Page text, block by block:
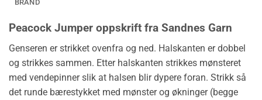
BRAND
Peacock Jumper oppskrift fra Sandnes Garn
Genseren er strikket ovenfra og ned. Halskanten er dobbel
og strikkes sammen. Etter halskanten strikkes mønsteret
med vendepinner slik at halsen blir dypere foran. Strikk så
det runde bærestykket med mønster og økninger (begge